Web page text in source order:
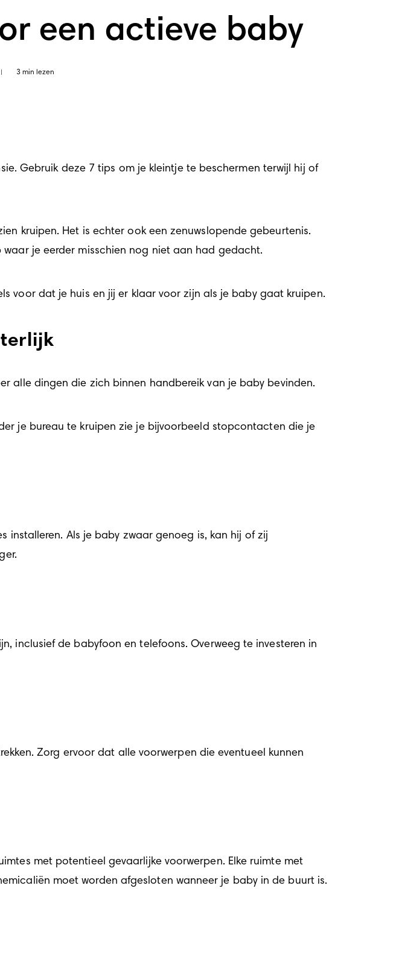
een actieve baby
3 min lezen
Gebruik deze 7 tips om je kleintje te beschermen terwijl hij of
kruipen. Het is echter ook een zenuwslopende gebeurtenis.
je eerder misschien nog niet aan had gedacht.
voor dat je huis en jij er klaar voor zijn als je baby gaat kruipen.
alle dingen die zich binnen handbereik van je baby bevinden.
je bureau te kruipen zie je bijvoorbeeld stopcontacten die je
installeren. Als je baby zwaar genoeg is, kan hij of zij
inclusief de babyfoon en telefoons. Overweeg te investeren in
Zorg ervoor dat alle voorwerpen die eventueel kunnen
met potentieel gevaarlijke voorwerpen. Elke ruimte met
moet worden afgesloten wanneer je baby in de buurt is.